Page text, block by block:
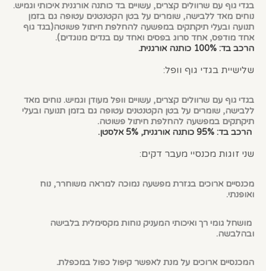
בגדי גוף עם שרוולים קצרים, עשויים בד כותנה אורגנית איכותי וגמיש.
נוחים מאד ללבישה, שומרים על בטן הקטנטנים עטופה גם בזמן
תנועה ובעלי תיקתקים במפשעה להחלפת חיתול פשוטה(בגד גוף
אחד מודפס, אחד סרוג בפסים ואחד עם בנדים מנוגדים).
הרכב בד: 100% כותנה אורגנית.
שלישיית בגדי גוף וופל:
בגדי גוף עם שרוולים קצרים, עשויים וופל מעודן וגמיש. נוחים מאד
ללבישה, שומרים על בטן הקטנטנים עטופה גם בזמן תנועה ובעלי
תיקתקים במפשעה להחלפת חיתול פשוטה.
הרכב בד: 95% כותנה אורגנית, 5% אלסטן.
שני זוגות מכנסיי מעבר דקים:
מכנסיים ארוכים בגזרת מפשעה נמוכה למראה משוחרר, נוח
ואופנתי.
מושחל גומי רך ואיכותי המעניק נוחות מקסימלית בלבישה
ובהלבשה.
המכנסיים ארוכים על מנת לאפשר קיפול כפול במכפלת.